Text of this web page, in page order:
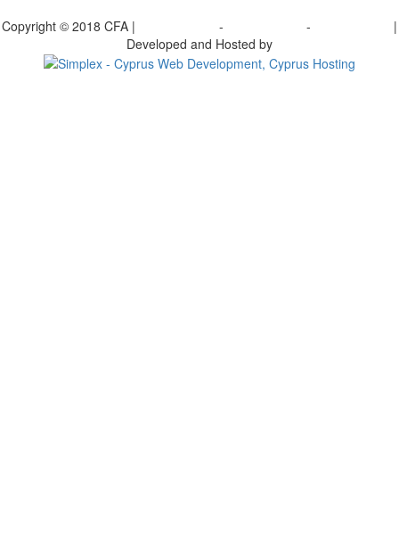
Copyright © 2018 CFA | - -
|
Developed and Hosted by